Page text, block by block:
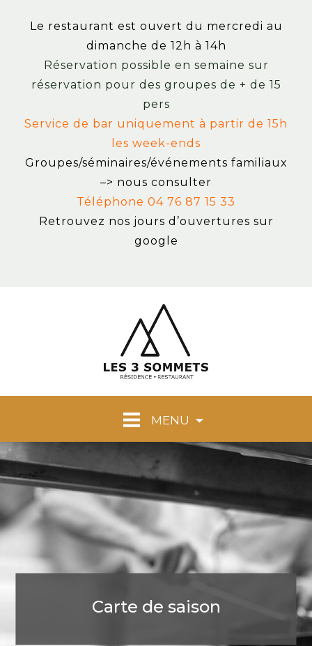
Le restaurant est ouvert du mercredi au
dimanche de 12h à 14h
Réservation possible en semaine sur
réservation pour des groupes de + de 15
pers
Service de bar uniquement à partir de 15h
les week-ends
Groupes/séminaires/événements familiaux
–> nous consulter
Téléphone 04 76 87 15 33
Retrouvez nos jours d’ouvertures sur
google
MENU
Carte de saison